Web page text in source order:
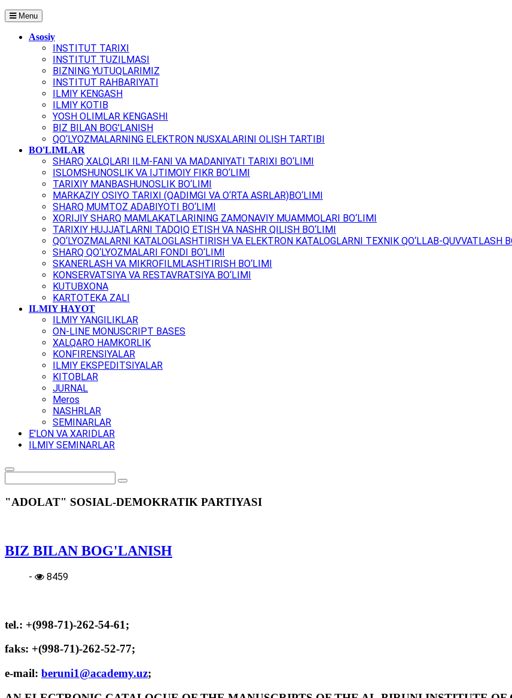
Menu
Asosiy
INSTITUT TARIXI
INSTITUT TUZILMASI
BIZNING YUTUQLARIMIZ
INSTITUT RAHBARIYATI
ILMIY KENGASH
ILMIY KOTIB
YOSH OLIMLAR KENGASHI
BIZ BILAN BOG'LANISH
QO‘LYOZMALARNING ELEKTRON NUSXALARINI OLISH TARTIBI
BO'LIMLAR
SHARQ XALQLARI ILM-FANI VA MADANIYATI TARIXI BO‘LIMI
ISLOMSHUNOSLIK VA IJTIMOIY FIKR BO‘LIMI
TARIXIY MANBASHUNOSLIK BO‘LIMI
MARKAZIY OSIYO TARIXI (QADIMGI VA O‘RTA ASRLAR)BO‘LIMI
SHARQ MUMTOZ ADABIYOTI BO‘LIMI
XORIJIY SHARQ MAMLAKATLARINING ZAMONAVIY MUAMMOLARI BO‘LIMI
TARIXIY HUJJATLARNI TADQIQ ETISH VA NASHR QILISH BO‘LIMI
QO‘LYOZMALARNI KATALOGLASHTIRISH VA ELEKTRON KATALOGLARNI TEXNIK QO‘LLAB-QUVVATLASH
SHARQ QO‘LYOZMALARI FONDI BO‘LIMI
SKANERLASH VA MIKROFILMLASHTIRISH BO‘LIMI
KONSERVATSIYA VA RESTAVRATSIYA BO‘LIMI
KUTUBXONA
KARTOTEKA ZALI
ILMIY HAYOT
ILMIY YANGILIKLAR
ON-LINE MONUSCRIPT BASES
XALQARO HAMKORLIK
KONFIRENSIYALAR
ILMIY EKSPEDITSIYALAR
KITOBLAR
JURNAL
Meros
NASHRLAR
SEMINARLAR
E'LON VA XARIDLAR
ILMIY SEMINARLAR
"ADOLAT" SOSIAL-DEMOKRATIK PARTIYASI
BIZ BILAN BOG'LANISH
- 8459
tel.: +(998-71)-262-54-61;
faks: +(998-71)-262-52-77;
e-mail: beruni1@academy.uz;